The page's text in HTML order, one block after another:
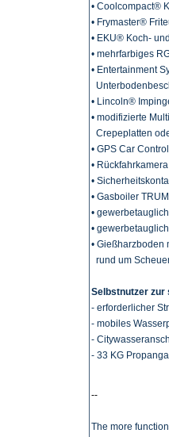
• Coolcompact®
• Frymaster®
• EKU® Koch-
• mehrfarbiges
• Entertainment
• Lincoln®
• modifizierte
Crepeplatten
• GPS Car
• Rückfahrkamera
•
• Gasboiler
•
•
• Gießharzboden
rund um
Selbstnutzer zur
- erforderlicher
- mobiles
-
- 33 KG
--
The more